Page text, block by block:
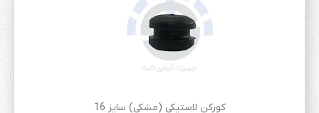
کورکن لاستیکی (مشکی) سایز 16